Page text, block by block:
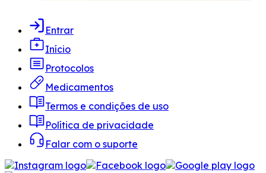
Entrar
Início
Protocolos
Medicamentos
Termos e condições de uso
Política de privacidade
Falar com o suporte